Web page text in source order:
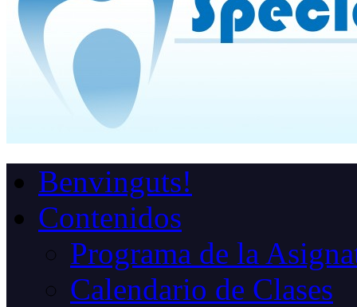
Benvinguts!
Contenidos
Programa de la
Calendario de Clases